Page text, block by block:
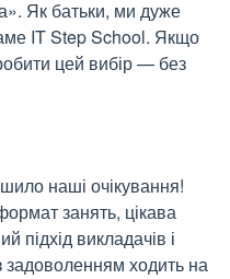
Як батьки, ми дуже
IT Step School. Якщо
цей вибір — без
наші очікування!
занять, цікава
підхід викладачів і
ходить на